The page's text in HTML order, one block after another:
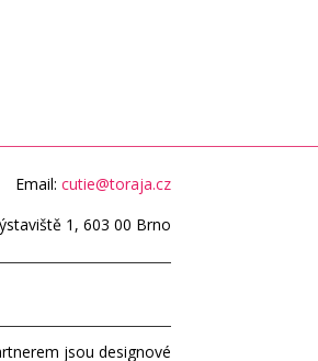
Email: cutie@toraja.cz
1, 603 00 Brno
jsou designové